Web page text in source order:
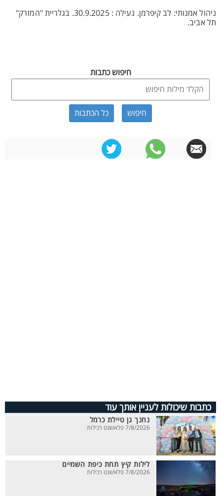
ניהול אמנותי: לב קיפרמן. נעילה : 30.9.2025. בגלריית "המזרק"
תל אביב.
חיפוש כתבות
כל הכתבות
כתבות שיכולות לעניין אותך עוד
נחנך גן טיילת כרמל
7/8/2026 פלאשנט רכילות
לילות קיץ תחת כיפת השמיים
7/8/2026 פלאשנט רכילות